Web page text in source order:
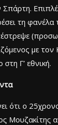
Σπάρτη.
τη
με
Γ’ εθνική.
ότι ο
Μουζακίτης